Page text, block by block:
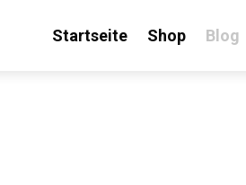
Startseite Shop Blog